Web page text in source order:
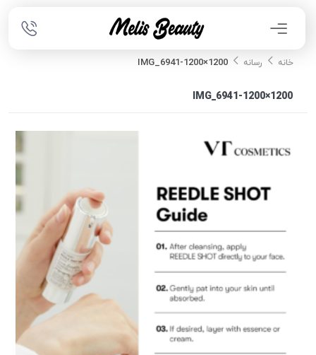
خانه رسانه IMG_6941-1200×1200
IMG_6941-1200×1200